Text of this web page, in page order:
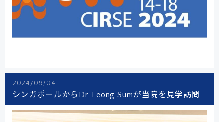
2024/09/04
シンガポールからDr. Leong Sumが当院を見学訪問